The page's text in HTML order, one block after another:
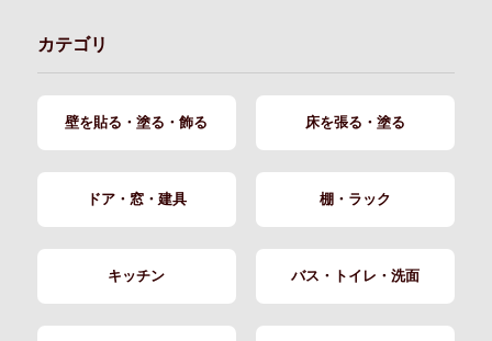
カテゴリ
壁を貼る・塗る・飾る 床を張る・塗る
ドア・窓・建具 棚・ラック
キッチン バス・トイレ・洗面